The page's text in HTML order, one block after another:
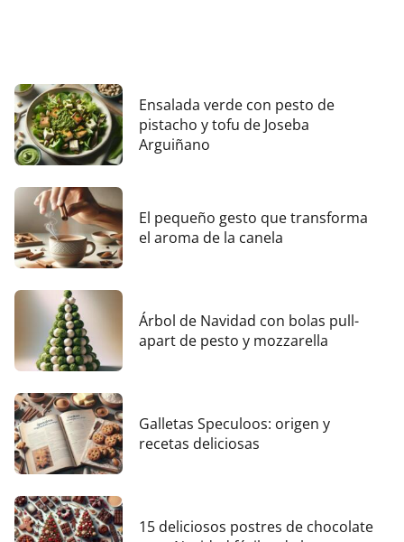
Ensalada verde con pesto de
pistacho y tofu de Joseba
Arguiñano
El pequeño gesto que transforma
el aroma de la canela
Árbol de Navidad con bolas pull-
apart de pesto y mozzarella
Galletas Speculoos: origen y
recetas deliciosas
15 deliciosos postres de chocolate